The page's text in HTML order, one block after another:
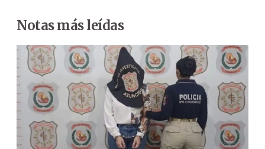
Notas más leídas